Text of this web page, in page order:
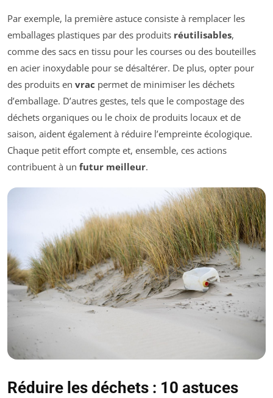
Par exemple, la première astuce consiste à remplacer les
emballages plastiques par des produits réutilisables,
comme des sacs en tissu pour les courses ou des bouteilles
en acier inoxydable pour se désaltérer. De plus, opter pour
des produits en vrac permet de minimiser les déchets
d’emballage. D’autres gestes, tels que le compostage des
déchets organiques ou le choix de produits locaux et de
saison, aident également à réduire l’empreinte écologique.
Chaque petit effort compte et, ensemble, ces actions
contribuent à un futur meilleur.
Réduire les déchets : 10 astuces